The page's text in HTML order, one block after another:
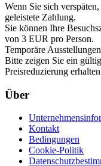
Wenn Sie sich
geleistete Zahlung.
Sie können Ihre
von 3 EUR pro Person.
Temporäre
Bitte zeigen Sie ein
Preisreduzierung
Über
Kontakt
Bedingungen
Cookie-Politik